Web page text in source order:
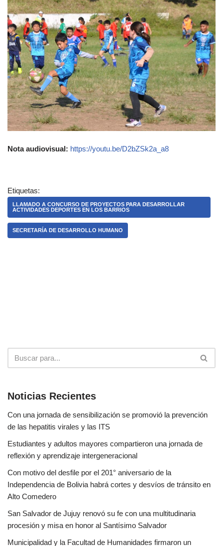
Nota audiovisual: https://youtu.be/D2bZSk2a_a8
Etiquetas:
LLAMADO A CONCURSO DE PROYECTOS PARA DESARROLLAR
ACTIVIDADES DEPORTES EN LOS BARRIOS
SECRETARÍA DE DESARROLLO HUMANO
Noticias Recientes
Con una jornada de sensibilización se promovió la prevención
de las hepatitis virales y las ITS
Estudiantes y adultos mayores compartieron una jornada de
reflexión y aprendizaje intergeneracional
Con motivo del desfile por el 201° aniversario de la
Independencia de Bolivia habrá cortes y desvíos de tránsito en
Alto Comedero
San Salvador de Jujuy renovó su fe con una multitudinaria
procesión y misa en honor al Santísimo Salvador
Municipalidad y la Facultad de Humanidades firmaron un